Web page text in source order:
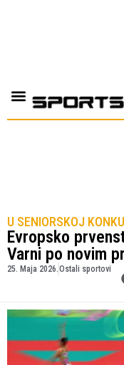
U SENIORSKOJ
Evropsko
Varni po novim
25. Maja 2026.Ostali sportovi